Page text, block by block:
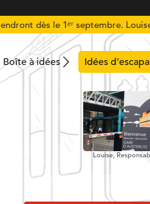
dès le 1ᵉʳ septembre.
Boîte à idées Idées
Louise,